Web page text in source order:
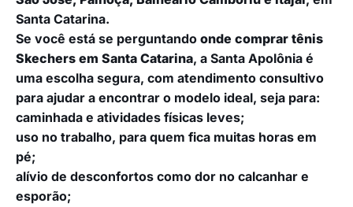
Santa Catarina.
Se você está se perguntando onde comprar tênis
Skechers em Santa Catarina, a Santa Apolônia é
uma escolha segura, com atendimento consultivo
para ajudar a encontrar o modelo ideal, seja para:
caminhada e atividades físicas leves;
uso no trabalho, para quem fica muitas horas em
pé;
alívio de desconfortos como dor no calcanhar e
esporão;